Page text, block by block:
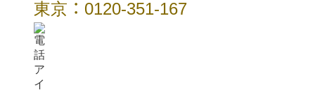
東京：0120-351-167